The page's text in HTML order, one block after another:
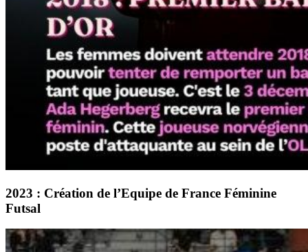
2023 : Création de l’Equipe de France Féminine
Futsal